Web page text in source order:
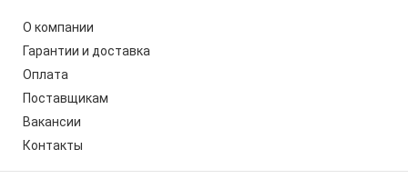
О компании
Гарантии и доставка
Оплата
Поставщикам
Вакансии
Контакты